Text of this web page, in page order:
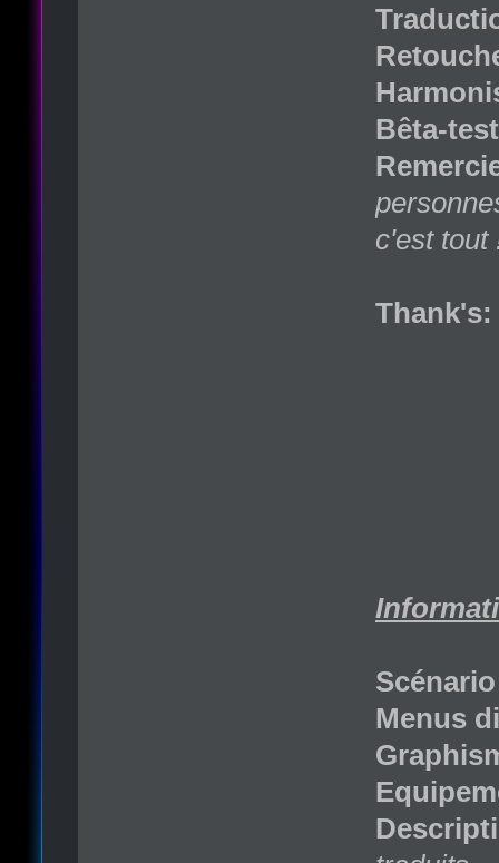
Bêta-
c'est tout
Thank's:
Menus